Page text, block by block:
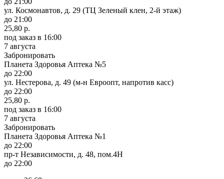
ул. Космонавтов, д. 29 (ТЦ Зеленый клен, 2-й этаж)
до 21:00
25,80 р.
под заказ в 16:00
7 августа
Забронировать
Планета Здоровья Аптека №5
до 22:00
ул. Нестерова, д. 49 (м-н Евроопт, напротив касс)
до 22:00
25,80 р.
под заказ в 16:00
7 августа
Забронировать
Планета Здоровья Аптека №1
до 22:00
пр-т Независимости, д. 48, пом.4Н
до 22:00